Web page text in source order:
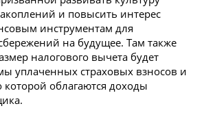
и повысить интерес
инструментам для
на будущее. Там также
налогового вычета будет
уплаченных страховых взносов и
облагаются доходы